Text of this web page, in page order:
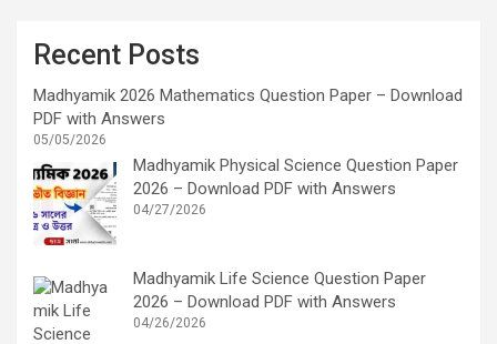
Recent Posts
Madhyamik 2026 Mathematics Question Paper – Download
PDF with Answers
05/05/2026
Madhyamik Physical Science Question Paper
2026 – Download PDF with Answers
04/27/2026
Madhyamik Life Science Question Paper
2026 – Download PDF with Answers
04/26/2026